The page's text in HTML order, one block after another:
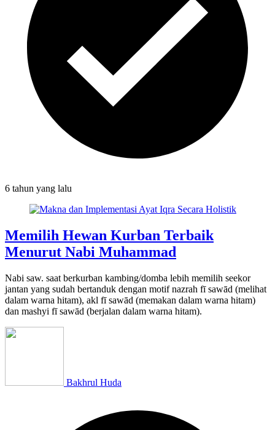
6 tahun yang lalu
Memilih Hewan Kurban Terbaik
Menurut Nabi Muhammad
Nabi saw. saat berkurban kambing/domba lebih memilih seekor
jantan yang sudah bertanduk dengan motif nazrah fī sawād (melihat
dalam warna hitam), akl fī sawād (memakan dalam warna hitam)
dan mashyi fī sawād (berjalan dalam warna hitam).
Bakhrul Huda